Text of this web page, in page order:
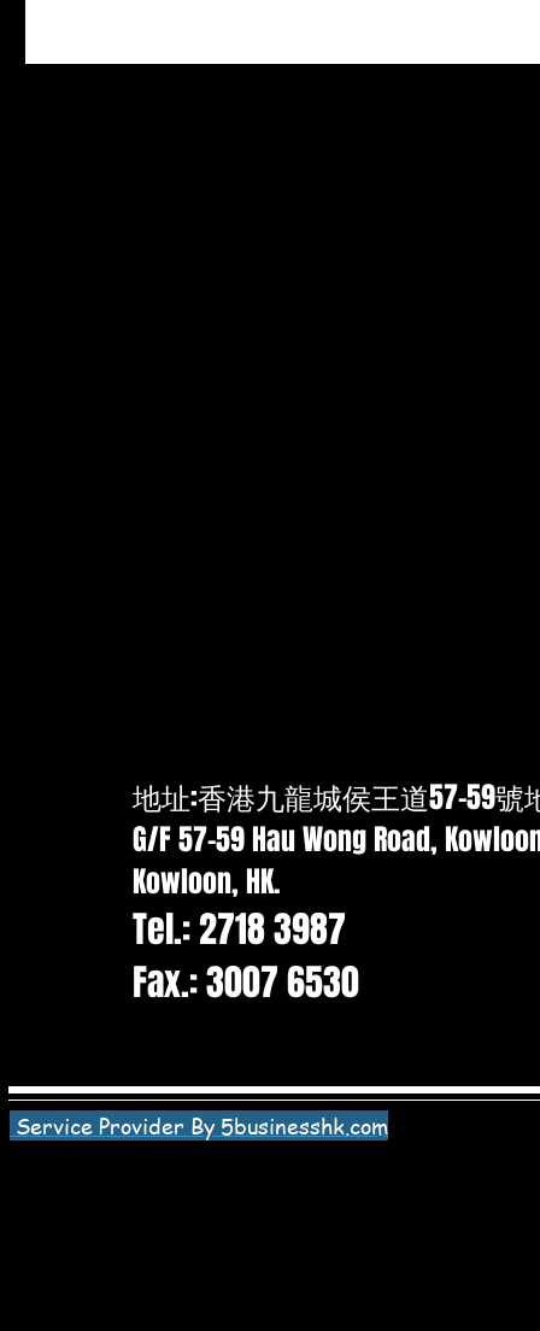
地址:香港九龍城侯王道57-59號
G/F 57-59 Hau Wong Road,
Kowloon, HK.
Tel.: 2718 3987
Fax.: 3007 6530
Service Provider By 5businesshk.com